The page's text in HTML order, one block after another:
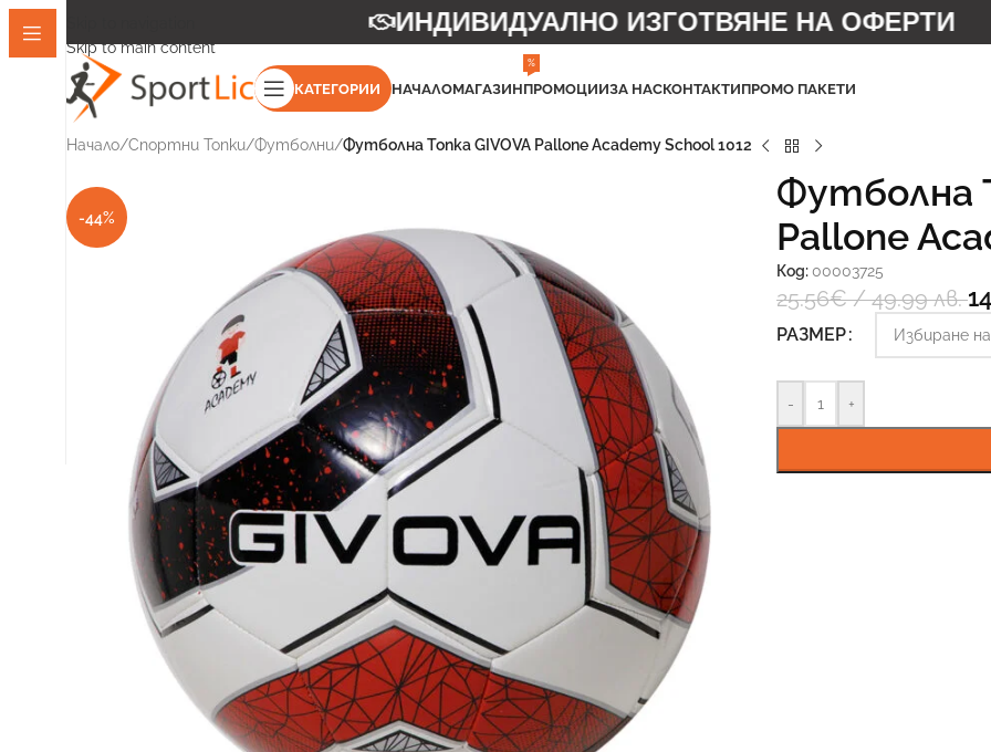
Skip to main content
ИНДИВИДУАЛНО ИЗГОТВЯНЕ НА ОФЕРТИ
КАТЕГОРИИ НАЧАЛОМАГАЗИНПРОМОЦИИ
%
ЗА НАСКОНТАКТИПРОМО ПАКЕТИ
Начало/Спортни Топки/Футболни/Футболна Топка GIVOVA Pallone Academy School 1012
-44%
Футболна
Pallone
Код: 00003725
25.56€/ 49.99 лв.
РАЗМЕР
- +